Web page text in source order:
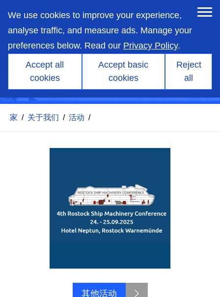
We use cookies to improve your experience,
analyse traffic, and measure ads. Manage your
preferences below. Read our Privacy Policy.
Accept all
cookies
Accept basic
cookies
Reject
all
main
content
第四届罗斯托克船舶机械大会
家 / 关于我们 / 活动 /
其他活动